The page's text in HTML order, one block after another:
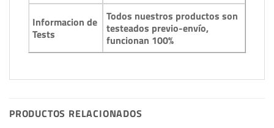
Informacion de
Tests
Todos nuestros productos son
testeados previo-envío,
funcionan 100%
PRODUCTOS RELACIONADOS